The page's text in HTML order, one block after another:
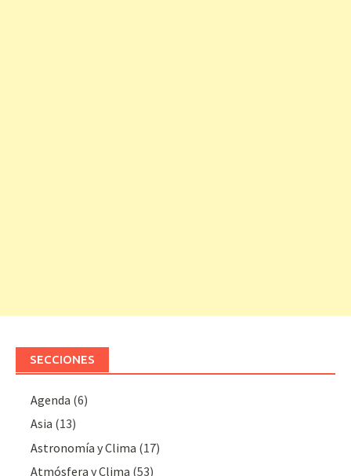
SECCIONES
Agenda (6)
Asia (13)
Astronomía y Clima (17)
Atmósfera y Clima (53)